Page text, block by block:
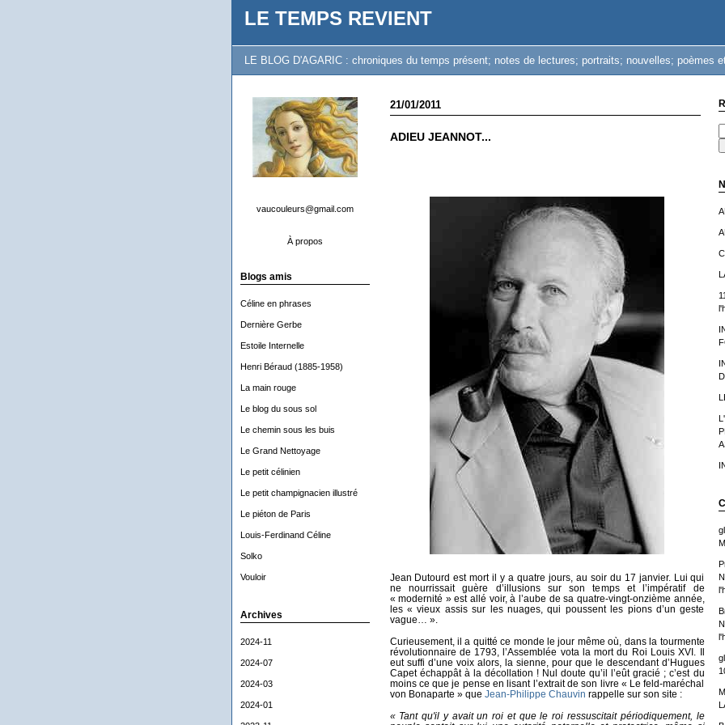
LE TEMPS REVIENT
LE BLOG D'AGARIC : chroniques du temps présent; notes de lectures; portraits; nouvelles; poèmes
vaucouleurs@gmail.com
À propos
Blogs amis
Céline en phrases
Dernière Gerbe
Estoile Internelle
Henri Béraud (1885-1958)
La main rouge
Le blog du sous sol
Le chemin sous les buis
Le Grand Nettoyage
Le petit célinien
Le petit champignacien illustré
Le piéton de Paris
Louis-Ferdinand Céline
Solko
Vouloir
Archives
2024-11
2024-07
2024-03
2024-01
21/01/2011
ADIEU JEANNOT...
Jean Dutourd est mort il y a quatre jours, au soir du 17 janvier. Lui qui
ne nourrissait guère d’illusions sur son temps et l’impératif de
« modernité » est allé voir, à l’aube de sa quatre-vingt-onzième année,
les « vieux assis sur les nuages, qui poussent les pions d’un geste
vague… ».
Curieusement, il a quitté ce monde le jour même où, dans la tourmente
révolutionnaire de 1793, l’Assemblée vota la mort du Roi Louis XVI. Il
eut suffi d’une voix alors, la sienne, pour que le descendant d’Hugues
Capet échappât à la décollation ! Nul doute qu’il l’eût gracié ; c’est du
moins ce que je pense en lisant l’extrait de son livre « Le feld-maréchal
von Bonaparte » que Jean-Philippe Chauvin rappelle sur son site :
« Tant qu'il y avait un roi et que le roi ressuscitait périodiquement, le